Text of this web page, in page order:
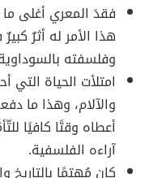
فقدَ المعري أغلى
هذا الأمر له أثرٌ
وفلسفته
امتلأت الحياة التي
والآلام، وهذا ما
أعطاه وقتًا كافيًا
آراءه الفلسفية.
كان مُهتمًا بالتاريخ